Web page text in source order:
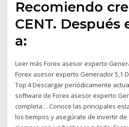
Recomiendo
CENT. Después
a:
Leer más Forex asesor experto
Forex asesor experto Generador 5,1
Top 4 Descargar periódicamente
software de Forex asesor experto
completa… Conoce las principales
los tiempos y asegúrate de invertir